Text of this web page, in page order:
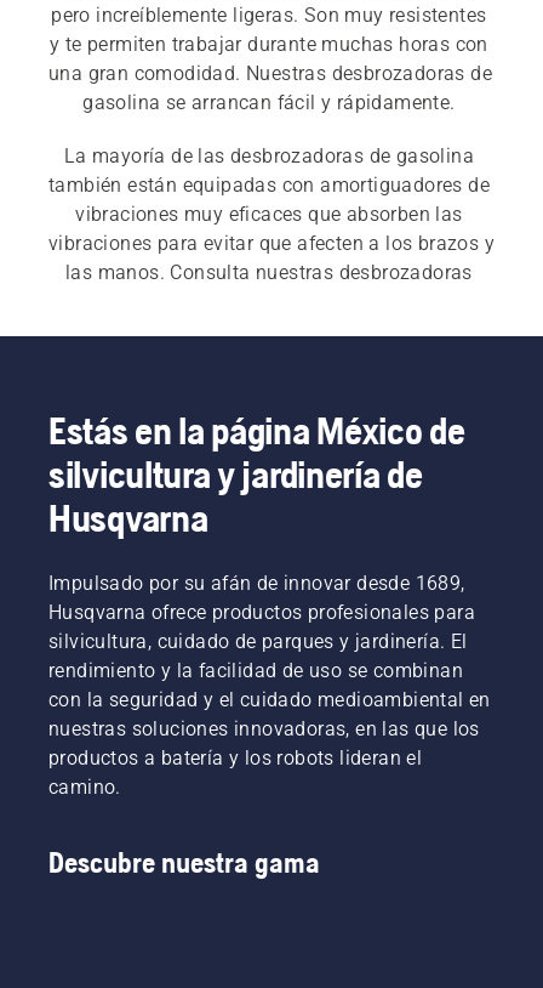
pero increíblemente ligeras. Son muy resistentes
y te permiten trabajar durante muchas horas con
una gran comodidad. Nuestras desbrozadoras de
La mayoría de las desbrozadoras de gasolina
también están equipadas con amortiguadores de
vibraciones muy eficaces que absorben las
vibraciones para evitar que afecten a los brazos y
las manos. Consulta nuestras desbrozadoras
profesionales para uso comercial.
Estás en la página México de
silvicultura y jardinería de
Husqvarna
Impulsado por su afán de innovar desde 1689,
Husqvarna ofrece productos profesionales para
silvicultura, cuidado de parques y jardinería. El
rendimiento y la facilidad de uso se combinan
con la seguridad y el cuidado medioambiental en
nuestras soluciones innovadoras, en las que los
productos a batería y los robots lideran el
camino.
Descubre nuestra gama